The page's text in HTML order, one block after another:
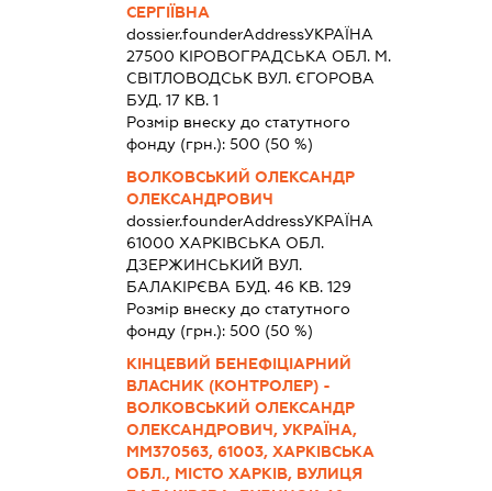
СЕРГІЇВНА
dossier.founderAddressУКРАЇНА
27500 КIРОВОГРАДСЬКА ОБЛ. М.
СВІТЛОВОДСЬК ВУЛ. ЄГОРОВА
БУД. 17 КВ. 1
Розмір внеску до статутного
фонду (грн.):500 (50 %)
ВОЛКОВСЬКИЙ ОЛЕКСАНДР
ОЛЕКСАНДРОВИЧ
dossier.founderAddressУКРАЇНА
61000 ХАРКIВСЬКА ОБЛ.
ДЗЕРЖИНСЬКИЙ ВУЛ.
БАЛАКІРЄВА БУД. 46 КВ. 129
Розмір внеску до статутного
фонду (грн.):500 (50 %)
КІНЦЕВИЙ БЕНЕФІЦІАРНИЙ
ВЛАСНИК (КОНТРОЛЕР) -
ВОЛКОВСЬКИЙ ОЛЕКСАНДР
ОЛЕКСАНДРОВИЧ, УКРАЇНА,
ММ370563, 61003, ХАРКІВСЬКА
ОБЛ., МІСТО ХАРКІВ, ВУЛИЦЯ